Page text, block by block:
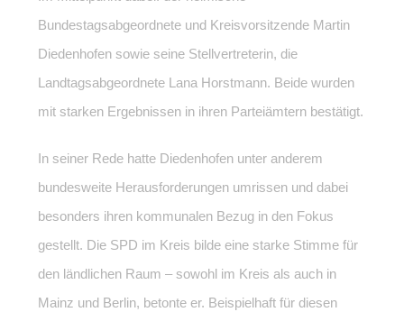
Bundestagsabgeordnete und Kreisvorsitzende Martin
Diedenhofen sowie seine Stellvertreterin, die
Landtagsabgeordnete Lana Horstmann. Beide wurden
mit starken Ergebnissen in ihren Parteiämtern bestätigt.
In seiner Rede hatte Diedenhofen unter anderem
bundesweite Herausforderungen umrissen und dabei
besonders ihren kommunalen Bezug in den Fokus
gestellt. Die SPD im Kreis bilde eine starke Stimme für
den ländlichen Raum – sowohl im Kreis als auch in
Mainz und Berlin, betonte er. Beispielhaft für diesen